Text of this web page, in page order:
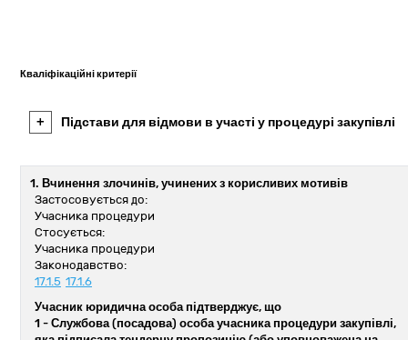
Кваліфікаційні критерії
+ Підстави для відмови в участі у процедурі закупівлі
1. Вчинення злочинів, учинених з корисливих мотивів
Застосовується до:
Учасника процедури
Стосується:
Учасника процедури
Законодавство:
17.1.5 17.1.6
Учасник юридична особа підтверджує, що
1 - Службова (посадова) особа учасника процедури закупівлі,